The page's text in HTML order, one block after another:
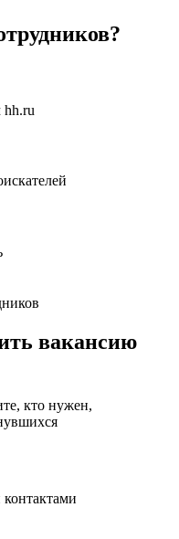
hh.ru
вакансию
кто нужен,